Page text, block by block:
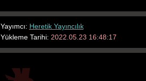
Yayımcı: Heretik Yayıncılık
Yükleme Tarihi: 2022.05.23 16:48:17